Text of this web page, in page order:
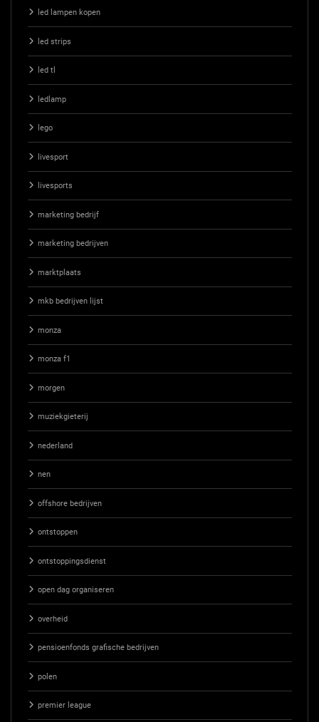
led lampen kopen
led strips
led tl
ledlamp
lego
livesport
livesports
marketing bedrijf
marketing bedrijven
marktplaats
mkb bedrijven lijst
monza
monza f1
morgen
muziekgieterij
nederland
nen
offshore bedrijven
ontstoppen
ontstoppingsdienst
open dag organiseren
overheid
pensioenfonds grafische bedrijven
polen
premier league